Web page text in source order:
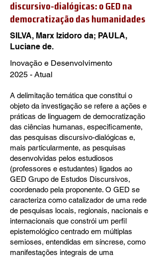
discursivo-dialógicas: o GED na
democratização das humanidades
SILVA, Marx Izidoro da; PAULA,
Luciane de.
Inovação e Desenvolvimento
2025 - Atual
A delimitação temática que constitui o
objeto da investigação se refere a ações e
práticas de linguagem de democratização
das ciências humanas, especificamente,
das pesquisas discursivo-dialógicas e,
mais particularmente, as pesquisas
desenvolvidas pelos estudiosos
(professores e estudantes) ligados ao
GED Grupo de Estudos Discursivos,
coordenado pela proponente. O GED se
caracteriza como catalizador de uma rede
de pesquisas locais, regionais, nacionais e
internacionais que constrói um perfil
epistemológico centrado em múltiplas
semioses, entendidas em síncrese, como
manifestações integrais de uma